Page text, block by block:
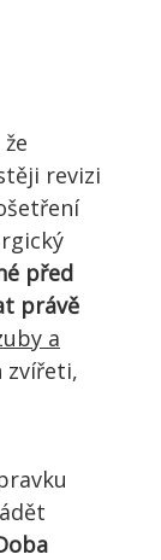
revizi
před
právě
a
zvířeti,